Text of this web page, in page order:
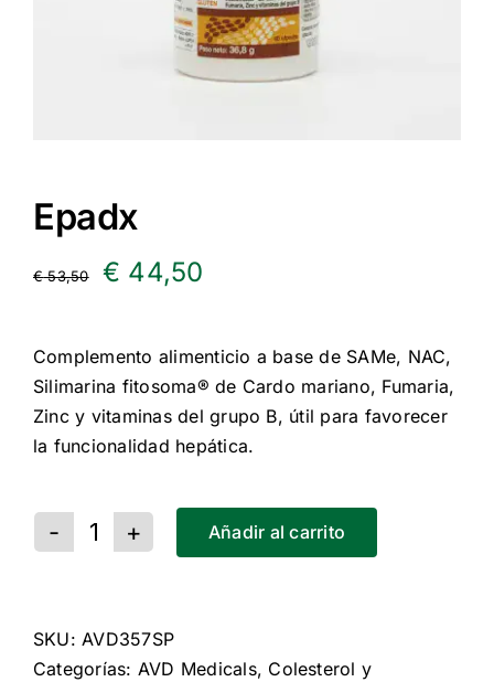
Epadx
€53,50
El
original
era:
€ 53,50.
€ 44,50
actual
es:
€ 44,50.
Complemento alimenticio a base de SAMe, NAC,
Silimarina fitosoma® de Cardo mariano, Fumaria,
Zinc y vitaminas del grupo B, útil para favorecer
la funcionalidad hepática.
Epadx
Añadir al carrito
SKU:AVD357SP
Categorías: AVD Medicals, Colesterol y